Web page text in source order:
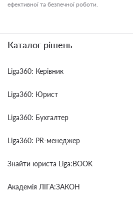
ефективної та безпечної роботи.
Каталог рішень
Liga360: Керівник
Liga360: Юрист
Liga360: Бухгалтер
Liga360: PR-менеджер
Знайти юриста Liga:BOOK
Академія ЛІГА:ЗАКОН